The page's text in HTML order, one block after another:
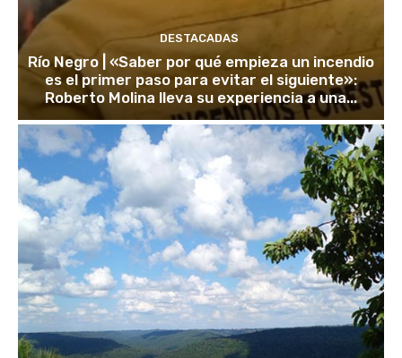
DESTACADAS
Río Negro | «Saber por qué empieza un incendio
es el primer paso para evitar el siguiente»:
Roberto Molina lleva su experiencia a una...